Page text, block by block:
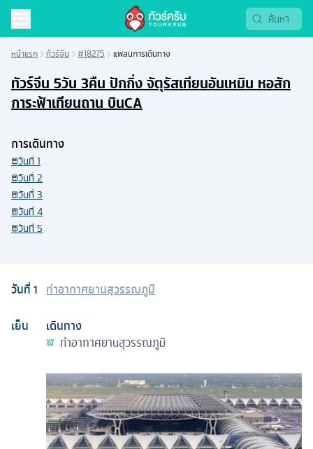
หน้าแรก ทัวร์จีน #18275 แพลนการเดินทาง
ทัวร์จีน 5วัน 3คืน ปักกิ่ง จัตุรัสเทียนอันเหมิน หอสัก
การะฟ้าเทียนถาน บินCA
วันที่1 ท่าอากาศยานสุวรรณภูมิ
เย็น
เดินทาง
ท่าอากาศยานสุวรรณภูมิ
การเดินทาง
วันที่ 1
วันที่ 2
วันที่ 3
วันที่ 4
วันที่ 5